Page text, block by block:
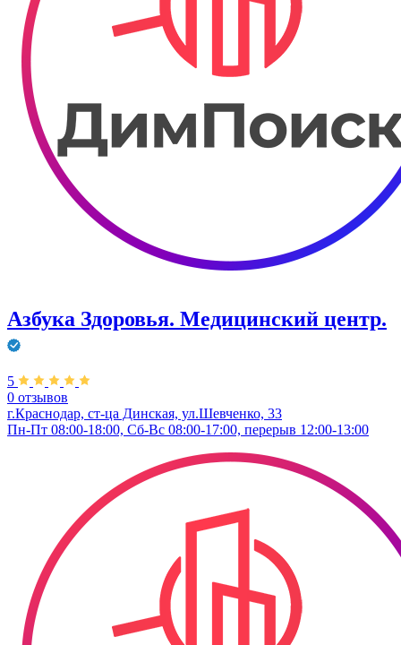
Азбука Здоровья. Медицинский центр.
5
0 отзывов
г.Краснодар, ст-ца Динская, ул.Шевченко, 33
Пн-Пт 08:00-18:00, Сб-Вс 08:00-17:00, перерыв 12:00-13:00